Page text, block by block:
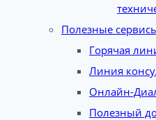
Полезные
Горячая
Линия
Онлайн-
Полезный